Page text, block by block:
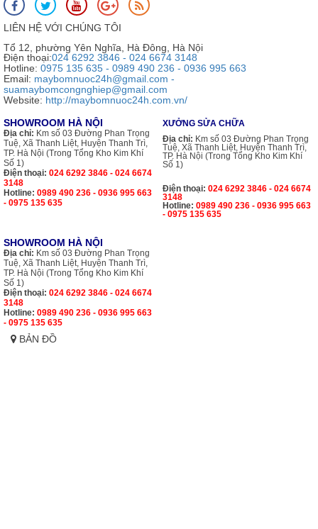
LIÊN HỆ VỚI CHÚNG TÔI
Tổ 12, phường Yên Nghĩa, Hà Đông, Hà Nội
Điện thoại:024 6292 3846 - 024 6674 3148
Hotline: 0975 135 635 - 0989 490 236 - 0936 995 663
Email: maybomnuoc24h@gmail.com -
suamaybomcongnghiep@gmail.com
Website: http://maybomnuoc24h.com.vn/
SHOWROOM HÀ NỘI
Địa chỉ: Km số 03 Đường Phan Trọng
Tuệ, Xã Thanh Liệt, Huyện Thanh Trì,
TP. Hà Nội (Trong Tổng Kho Kim Khí
Số 1)
Điện thoại: 024 6292 3846 - 024 6674
3148
Hotline: 0989 490 236 - 0936 995 663
- 0975 135 635
XƯỞNG SỬA CHỮA
Địa chỉ: Km số 03 Đường Phan Trọng
Tuệ, Xã Thanh Liệt, Huyện Thanh Trì,
TP. Hà Nội (Trong Tổng Kho Kim Khí
Số 1)
Điện thoại: 024 6292 3846 - 024 6674
3148
Hotline: 0989 490 236 - 0936 995 663
- 0975 135 635
SHOWROOM HÀ NỘI
Địa chỉ: Km số 03 Đường Phan Trọng
Tuệ, Xã Thanh Liệt, Huyện Thanh Trì,
TP. Hà Nội (Trong Tổng Kho Kim Khí
Số 1)
Điện thoại: 024 6292 3846 - 024 6674
3148
Hotline: 0989 490 236 - 0936 995 663
- 0975 135 635
BẢN ĐỒ